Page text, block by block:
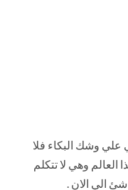
وشك البكاء فلا
وهي لا تتكلم
الي الان .